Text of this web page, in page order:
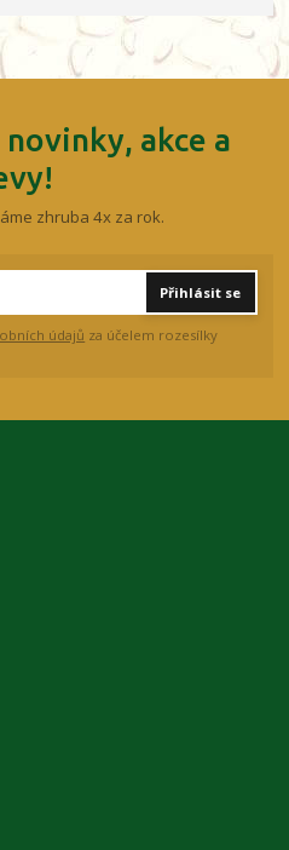
akce a
zhruba 4x za rok.
Přihlásit se
údajů za účelem rozesílky